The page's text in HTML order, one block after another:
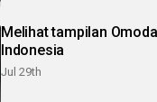
Melihat tampilan
Indonesia
Jul 29th